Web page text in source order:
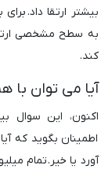
بیشتر ارتقا داد.
به سطح مشخصی
کند.
آیا می توان
اکنون، این سوال
اطمینان بگوید که
آورد یا خیر. تمام